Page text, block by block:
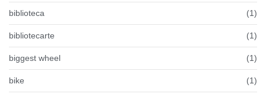
biblioteca (1)
bibliotecarte (1)
biggest wheel (1)
bike (1)